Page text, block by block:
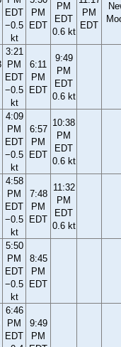
EDT
−0.5
kt
PM
EDT
PM
EDT
0.6 kt
PM
EDT
3:21
PM
EDT
−0.5
kt
6:11
PM
EDT
9:49
PM
EDT
0.6 kt
4:09
PM
EDT
−0.5
kt
6:57
PM
EDT
10:38
PM
EDT
0.6 kt
4:58
PM
EDT
−0.5
kt
7:48
PM
EDT
11:32
PM
EDT
0.6 kt
5:50
PM
EDT
−0.5
kt
8:45
PM
EDT
6:46
PM
EDT
9:49
PM